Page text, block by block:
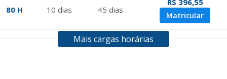
80 H 10 dias 45 dias
R$ 396,55
Matricular
dias 45dias
Mais cargas horárias